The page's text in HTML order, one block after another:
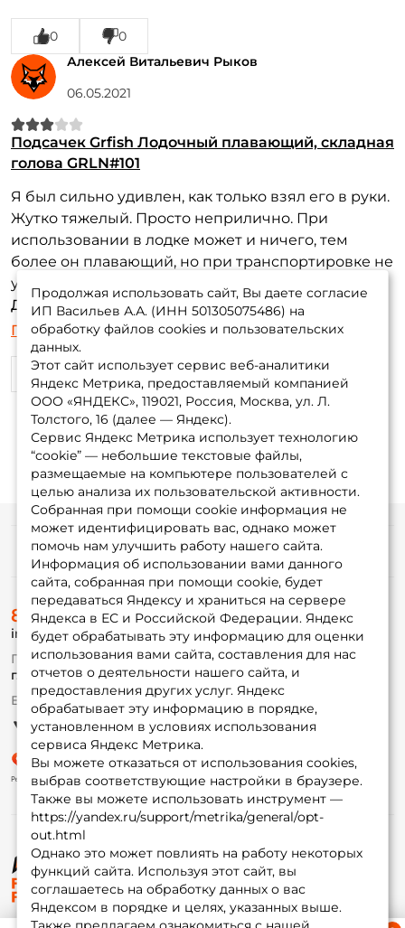
0
0
Алексей Витальевич Рыков
06.05.2021
Подсачек Grfish Лодочный плавающий, складная
голова GRLN#101
Я был сильно удивлен, как только взял его в руки.
Жутко тяжелый. Просто неприлично. При
использовании в лодке может и ничего, тем
более он плавающий, но при транспортировке не
удобно.
Достоинства:Метал. ручка. Складывается. Удобно
при транспортировке.
Недостатки:
Показать еще
1 0
Продолжая использовать сайт, Вы даете согласие
ИП Васильев А.А. (ИНН 501305075486) на
обработку файлов cookies и пользовательских
данных.
Этот сайт использует сервис веб-аналитики
Яндекс Метрика, предоставляемый компанией
ООО «ЯНДЕКС», 119021, Россия, Москва, ул. Л.
Толстого, 16 (далее — Яндекс).
Сервис Яндекс Метрика использует технологию
“cookie” — небольшие текстовые файлы,
размещаемые на компьютере пользователей с
целью анализа их пользовательской активности.
Собранная при помощи cookie информация не
может идентифицировать вас, однако может
помочь нам улучшить работу нашего сайта.
Информация об использовании вами данного
сайта, собранная при помощи cookie, будет
передаваться Яндексу и храниться на сервере
Яндекса в ЕС и Российской Федерации. Яндекс
будет обрабатывать эту информацию для оценки
использования вами сайта, составления для нас
отчетов о деятельности нашего сайта, и
предоставления других услуг. Яндекс
обрабатывает эту информацию в порядке,
установленном в условиях использования
сервиса Яндекс Метрика.
Вы можете отказаться от использования cookies,
выбрав соответствующие настройки в браузере.
Также вы можете использовать инструмент —
https://yandex.ru/support/metrika/general/opt-
out.html
Однако это может повлиять на работу некоторых
функций сайта. Используя этот сайт, вы
соглашаетесь на обработку данных о вас
Яндексом в порядке и целях, указанных выше.
© ФоксФишинг, 2009-2026
Информация
О магазине
Доставка
Оплата
Fox-bonus
Гуру
Партнерская программа
8 (495) 532-77-88
info@foxfishing.ru
По вопросам с заказом
г. Москва, ул. Плеханова д.7
Ежедневно 10:00 до 20:00